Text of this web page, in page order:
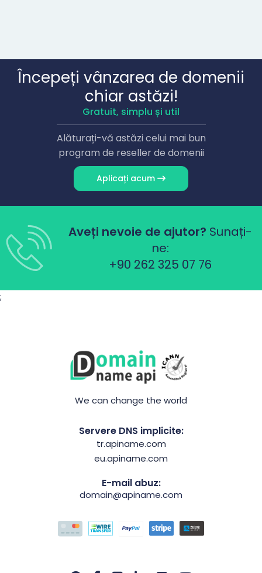
Începeți vânzarea de domenii
chiar astăzi!
Gratuit, simplu și util
Alăturați-vă astăzi celui mai bun
program de reseller de domenii
Aplicați acum
Aveți nevoie de ajutor? Sunați-
ne:
+90 262 325 07 76
;
We can change the world
Servere DNS implicite:
tr.apiname.com
eu.apiname.com
E-mail abuz:
domain@apiname.com